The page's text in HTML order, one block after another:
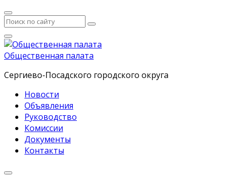
Общественная палата
Сергиево-Посадского городского округа
Новости
Объявления
Руководство
Комиссии
Документы
Контакты